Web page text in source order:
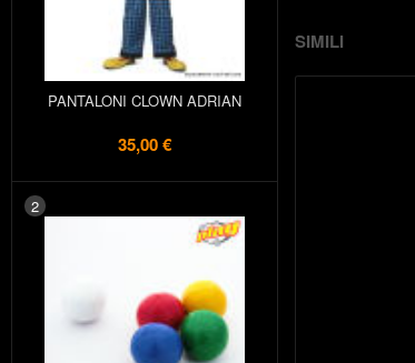
PANTALONI CLOWN ADRIAN
35,00 €
2
SIMILI